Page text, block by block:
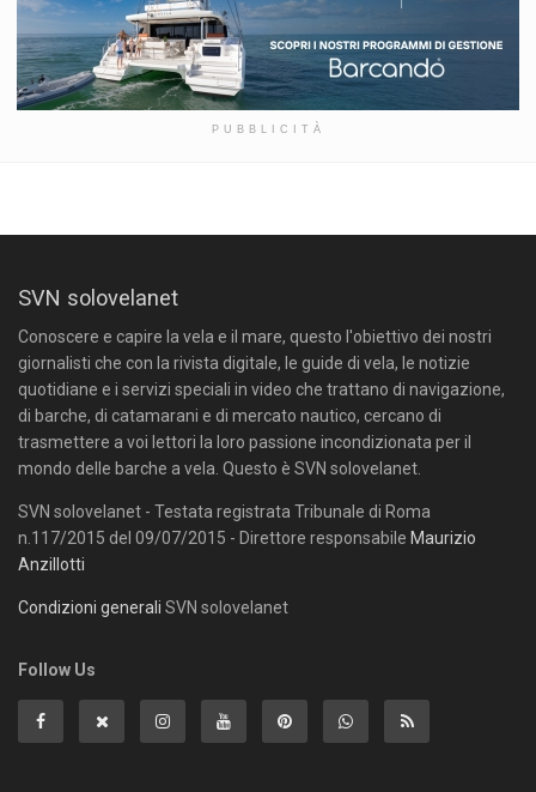
PUBBLICITÀ
SVN solovelanet
Conoscere e capire la vela e il mare, questo l'obiettivo dei nostri
giornalisti che con la rivista digitale, le guide di vela, le notizie
quotidiane e i servizi speciali in video che trattano di navigazione,
di barche, di catamarani e di mercato nautico, cercano di
trasmettere a voi lettori la loro passione incondizionata per il
mondo delle barche a vela. Questo è SVN solovelanet.
SVN solovelanet - Testata registrata Tribunale di Roma
n.117/2015 del 09/07/2015 - Direttore responsabile Maurizio
Anzillotti
Condizioni generali SVN solovelanet
Follow Us